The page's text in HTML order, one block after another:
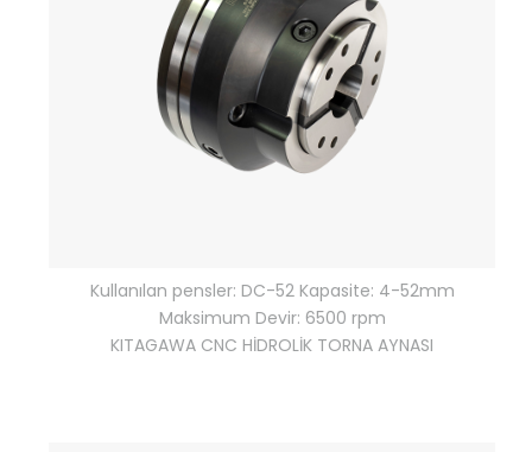
Kullanılan pensler: DC-52 Kapasite: 4-52mm
Maksimum Devir: 6500 rpm
KITAGAWA CNC HİDROLİK TORNA AYNASI